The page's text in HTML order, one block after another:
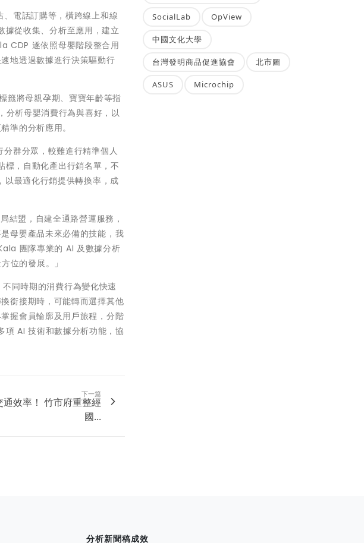
電話訂購等，橫跨線上和線
從收集、分析至應用，建立
CDP 遂依照母嬰階段整合用
地透過數據進行決策驅動行
籤將母親孕期、寶寶年齡等指
分析母嬰消費行為與喜好，以
準的分析應用。
群分眾，較難進行精準個人
，自動化產出行銷名單，不
最適化行銷提供轉換率，成
結盟，自建全通路營運服務，
母嬰產品未來必備的技能，我
團隊專業的 AI 及數據分析
位的發展。」
同時期的消費行為變化快速
銜接期時，可能轉而選擇其他
握會員輪廓及用戶旅程，分階
AI 技術和數據分析功能，協
下一篇
效率！ 竹市府重整經
國...
SocialLab OpView
中國文化大學
台灣發明商品促進協會 北市圖
ASUS Microchip
分析新聞稿成效